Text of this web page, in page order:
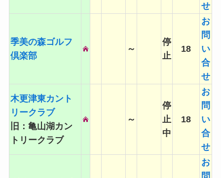
せ
季美の森ゴルフ
倶楽部
～
停
止
18
お
問
い
合
せ
木更津東カント
リークラブ
旧：亀山湖カン
トリークラブ
～
停
止
中
18
お
問
い
合
せ
お